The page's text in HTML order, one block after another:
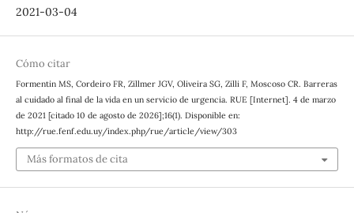
2021-03-04
Cómo citar
Formentin MS, Cordeiro FR, Zillmer JGV, Oliveira SG, Zilli F, Moscoso CR. Barreras
al cuidado al final de la vida en un servicio de urgencia. RUE [Internet]. 4 de marzo
de 2021 [citado 10 de agosto de 2026];16(1). Disponible en:
http://rue.fenf.edu.uy/index.php/rue/article/view/303
Más formatos de cita